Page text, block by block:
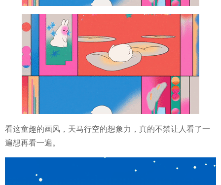
看这童趣的画风，天马行空的想象力，真的不禁让人看了一
遍想再看一遍。